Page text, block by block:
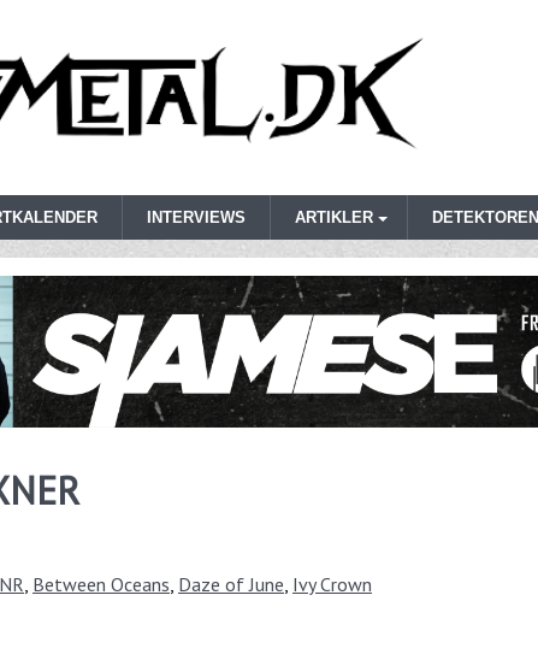
INTERVIEWS ARTIKLER DETEKTOREN
, Between Oceans, Daze of June, Ivy Crown